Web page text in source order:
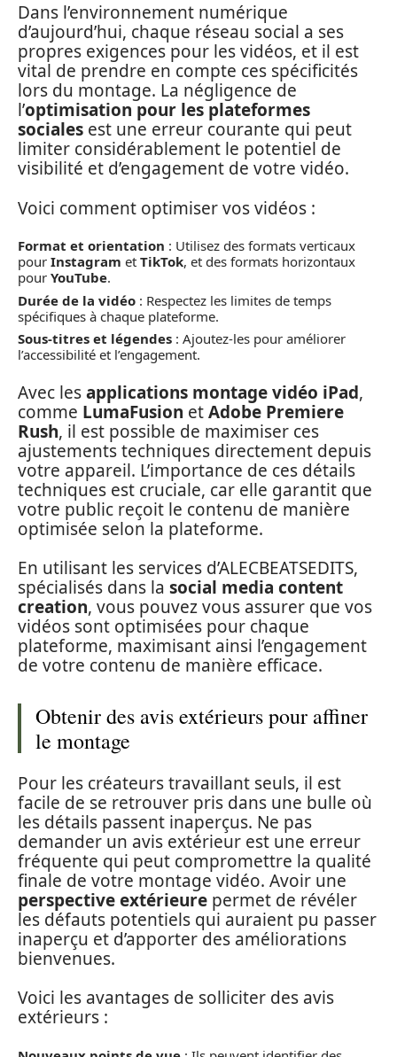
Dans l’environnement numérique
d’aujourd’hui, chaque réseau social a ses
propres exigences pour les vidéos, et il est
vital de prendre en compte ces spécificités
lors du montage. La négligence de
l’optimisation pour les plateformes
sociales est une erreur courante qui peut
limiter considérablement le potentiel de
visibilité et d’engagement de votre vidéo.
Voici comment optimiser vos vidéos :
Format et orientation : Utilisez des formats verticaux
pour Instagram et TikTok, et des formats horizontaux
pour YouTube.
Durée de la vidéo : Respectez les limites de temps
spécifiques à chaque plateforme.
Sous-titres et légendes : Ajoutez-les pour améliorer
l’accessibilité et l’engagement.
Avec lesapplications montage vidéo iPad,
comme LumaFusion etAdobe Premiere
Rush, il est possible de maximiser ces
ajustements techniques directement depuis
votre appareil. L’importance de ces détails
techniques est cruciale, car elle garantit que
votre public reçoit le contenu de manière
optimisée selon la plateforme.
En utilisant les services d’ALECBEATSEDITS,
spécialisés dans la social media content
creation, vous pouvez vous assurer que vos
vidéos sont optimisées pour chaque
plateforme, maximisant ainsi l’engagement
de votre contenu de manière efficace.
Obtenir des avis extérieurs pour affiner
le montage
Pour les créateurs travaillant seuls, il est
facile de se retrouver pris dans une bulle où
les détails passent inaperçus. Ne pas
demander un avis extérieur est une erreur
fréquente qui peut compromettre la qualité
finale de votre montage vidéo. Avoir une
perspective extérieure permet de révéler
les défauts potentiels qui auraient pu passer
inaperçu et d’apporter des améliorations
bienvenues.
Voici les avantages de solliciter des avis
extérieurs :